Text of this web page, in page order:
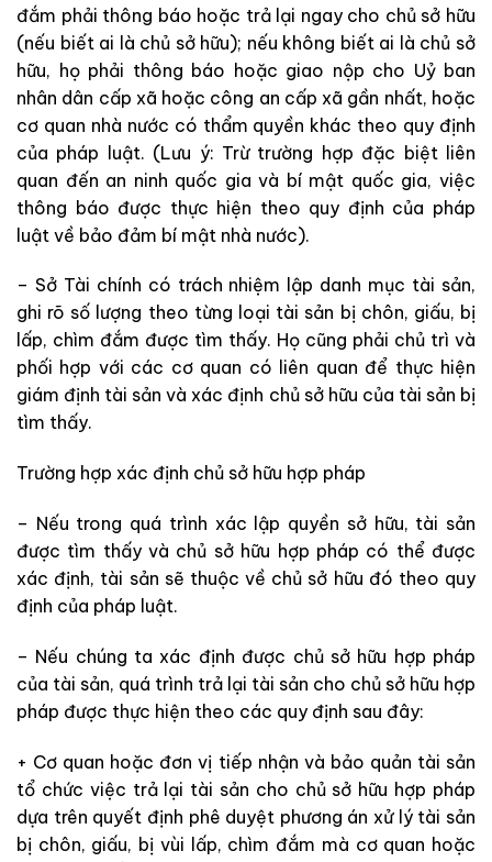
đắm phải thông báo hoặc trả lại ngay cho chủ sở hữu
(nếu biết ai là chủ sở hữu); nếu không biết ai là chủ sở
hữu, họ phải thông báo hoặc giao nộp cho Uỷ ban
nhân dân cấp xã hoặc công an cấp xã gần nhất, hoặc
cơ quan nhà nước có thẩm quyền khác theo quy định
của pháp luật. (Lưu ý: Trừ trường hợp đặc biệt liên
quan đến an ninh quốc gia và bí mật quốc gia, việc
thông báo được thực hiện theo quy định của pháp
luật về bảo đảm bí mật nhà nước).
– Sở Tài chính có trách nhiệm lập danh mục tài sản,
ghi rõ số lượng theo từng loại tài sản bị chôn, giấu, bị
lấp, chìm đắm được tìm thấy. Họ cũng phải chủ trì và
phối hợp với các cơ quan có liên quan để thực hiện
giám định tài sản và xác định chủ sở hữu của tài sản bị
tìm thấy.
Trường hợp xác định chủ sở hữu hợp pháp
– Nếu trong quá trình xác lập quyền sở hữu, tài sản
được tìm thấy và chủ sở hữu hợp pháp có thể được
xác định, tài sản sẽ thuộc về chủ sở hữu đó theo quy
định của pháp luật.
– Nếu chúng ta xác định được chủ sở hữu hợp pháp
của tài sản, quá trình trả lại tài sản cho chủ sở hữu hợp
pháp được thực hiện theo các quy định sau đây:
+ Cơ quan hoặc đơn vị tiếp nhận và bảo quản tài sản
tổ chức việc trả lại tài sản cho chủ sở hữu hợp pháp
dựa trên quyết định phê duyệt phương án xử lý tài sản
bị chôn, giấu, bị vùi lấp, chìm đắm mà cơ quan hoặc